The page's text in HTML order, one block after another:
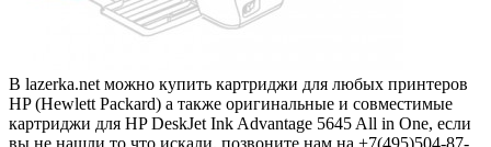
В lazerka.net можно купить картриджи для любых принтеров
HP (Hewlett Packard) а также оригинальные и совместимые
картриджи для HP DeskJet Ink Advantage 5645 All in One, если
вы не нашли то что искали, позвоните нам на +7(495)504-87-